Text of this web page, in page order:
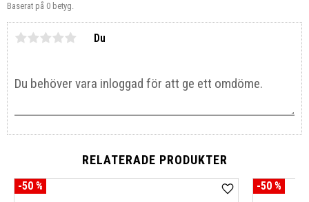
Baserat på 0 betyg.
Du
RELATERADE PRODUKTER
50 %
Lägg till i favoriter
50 %